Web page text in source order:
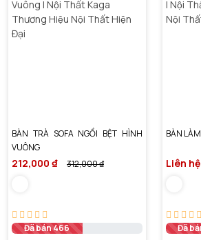
BÀN TRÀ SOFA NGỒI BỆT HÌNH
VUÔNG
212,000 ₫ 312,000 ₫
Đã bán 466
BÀN
Liên hệ
Đã